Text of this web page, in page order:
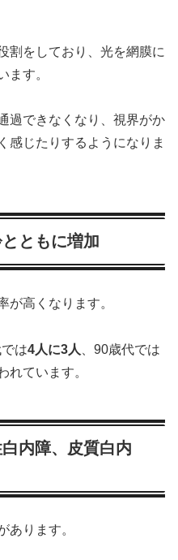
割をしており、光を網膜に
ます。
過できなくなり、視界がか
感じたりするようになりま
ともに増加
が高くなります。
では4人に3人
、90歳代では
れています。
内障、皮質白内
あります。